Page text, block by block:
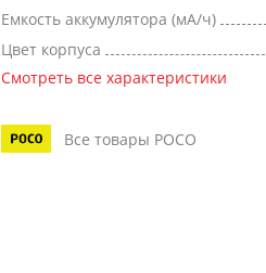
Емкость аккумулятора (мА/ч)
Цвет корпуса
Смотреть все характеристики
Все товары POCO